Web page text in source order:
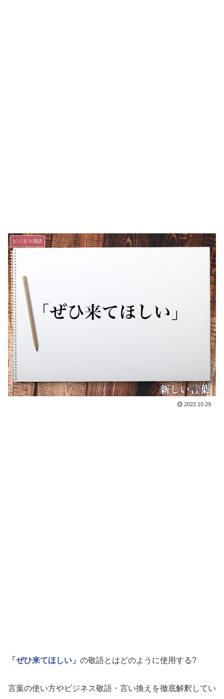
ビジネス用語
2022.10.29
「ぜひ来てほしい」 の敬語とはどのように使用する?
言葉の使い方やビジネス敬語・言い換えを徹底解釈してい